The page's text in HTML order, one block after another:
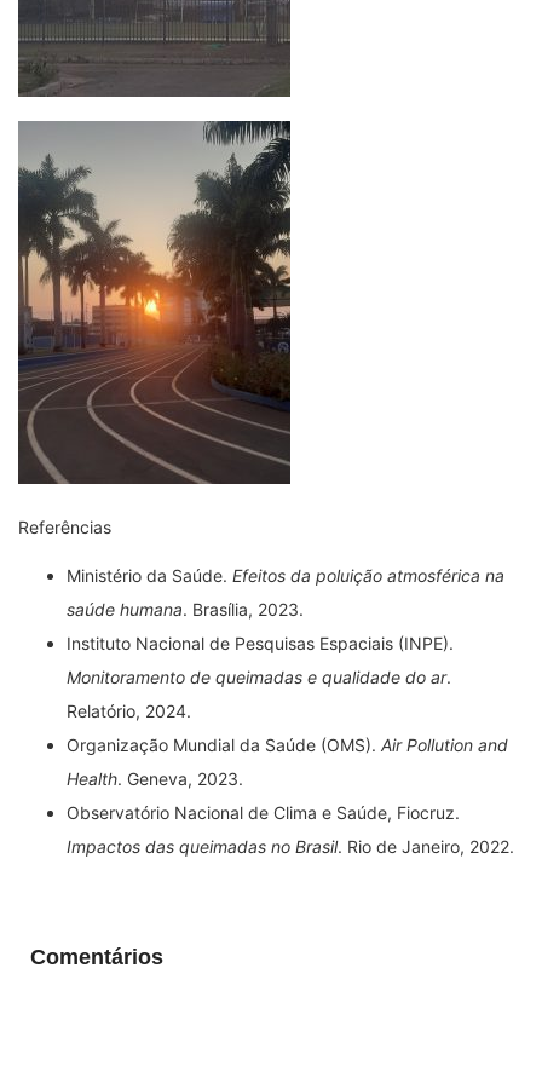
Referências
Ministério da Saúde. Efeitos da poluição atmosférica na
saúde humana. Brasília, 2023.
Instituto Nacional de Pesquisas Espaciais (INPE).
Monitoramento de queimadas e qualidade do ar.
Relatório, 2024.
Organização Mundial da Saúde (OMS). Air Pollution and
Health. Geneva, 2023.
Observatório Nacional de Clima e Saúde, Fiocruz.
Impactos das queimadas no Brasil. Rio de Janeiro, 2022.
Comentários